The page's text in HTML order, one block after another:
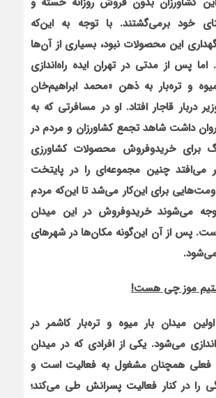
خود برمی‌گشتند. با توجه به این‌که
این محصولات نبود، بسیاری از آن‌ها
اما پس از مدتی در تهرانایده راه‌اندازی
و تره‌بار به ذهن «محمد ابراهیم‌خان‌
دربار قاجار افتاد. او در مسافرتی که به
داشت شاهد تجمع کشاورزان و مردم در
برای خریدوفروش محصولات کشاورزی
می‌افتد چنین مجموعه‌ای را در پایتخت
برای این‌کار می‌شد تا این‌که مردم
می‌شوند خریدوفروش در این میدان
پس‌ از آن این‌گونه مکان‌ها در شهرهای
می‌شود.
موز چی هست!
میدان بار میوه و تره‌بار کاشمر در
می‌شود. یکی از افرادی که در میدان
فعلی همچنان مشغول به فعالیت است و
را در کنار فعالیت پسرانش طی می‌کند؛